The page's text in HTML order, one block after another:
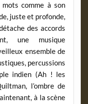
mots comme à son
juste et profonde,
des accords
une musique
ensemble de
percussions
indien (Ah ! les
l’ombre de
à la scène